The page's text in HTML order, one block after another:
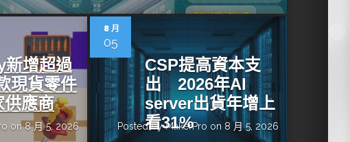
夥伴分享Edge AI機器
OpenVINO×ExecuTorch：解鎖英特爾架構AI PC模型
推論效能新境界
增超過
現貨零件
供應商
on 8 月 5, 2026
8 月
05
CSP提高資本支
出 2026年AI
server出貨年增上
看31%
Posted byMakerPro on 8 月 5, 2026